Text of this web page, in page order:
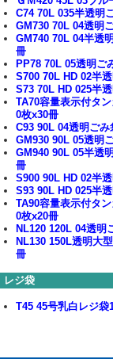
C74 70L 035半透明
GM730 70L 04透明
GM740 70L 04半透
冊
PP78 70L 05透明ご
S700 70L HD 02半
S73 70L HD 025半
TA70容量表示付タ
0枚x30冊
C93 90L 04透明ごみ
GM930 90L 05透明
GM940 90L 05半透
冊
S900 90L HD 02半
S93 90L HD 025半
TA90容量表示付タ
0枚x20冊
NL120 120L 04透明
NL130 150L透明大
冊
レジ袋
T45 45号乳白レジ袋